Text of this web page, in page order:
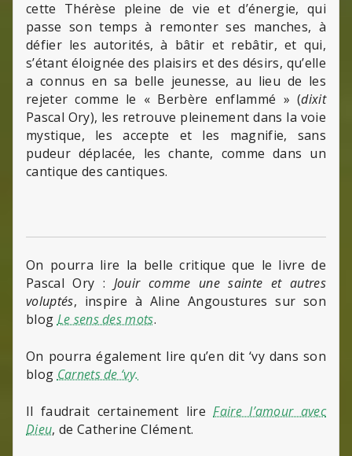
cette Thérèse pleine de vie et d’énergie, qui
passe son temps à remonter ses manches, à
défier les autorités, à bâtir et rebâtir, et qui,
s’étant éloignée des plaisirs et des désirs, qu’elle
a connus en sa belle jeunesse, au lieu de les
rejeter comme le « Berbère enflammé » (dixit
Pascal Ory), les retrouve pleinement dans la voie
mystique, les accepte et les magnifie, sans
pudeur déplacée, les chante, comme dans un
cantique des cantiques.
On pourra lire la belle critique que le livre de
Pascal Ory : Jouir comme une sainte et autres
voluptés, inspire à Aline Angoustures sur son
blog Le sens des mots.
On pourra également lire qu’en dit ‘vy dans son
blog Carnets de ‘vy.
Il faudrait certainement lireFaire l’amour avec
Dieu, de Catherine Clément.